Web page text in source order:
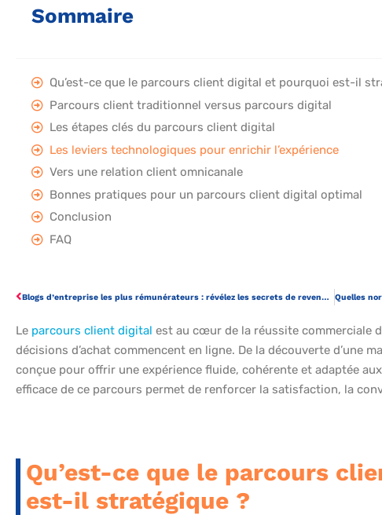
Sommaire
Qu’est-ce que le parcours client digital et pourquoi est-il
Parcours client traditionnel versus parcours digital
Les étapes clés du parcours client digital
Les leviers technologiques pour enrichir l’expérience
Vers une relation client omnicanale
Bonnes pratiques pour un parcours client digital optimal
Conclusion
FAQ
Blogs d’entreprise les plus rémunérateurs : révélez les secrets de revenus stables en 2024
Le parcours client digital est au cœur de la réussite commerciale
décisions d’achat commencent en ligne. De la découverte d’une
conçue pour offrir une expérience fluide, cohérente et adaptée
efficace de ce parcours permet de renforcer la satisfaction, la
Qu’est-ce que le parcours
est-il stratégique ?